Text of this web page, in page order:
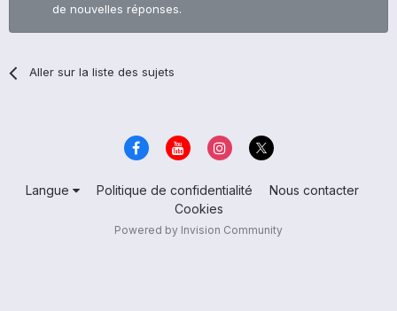
de nouvelles réponses.
Aller sur la liste des sujets
Langue Politique de confidentialité
Nous contacter
Cookies
Powered by Invision Community